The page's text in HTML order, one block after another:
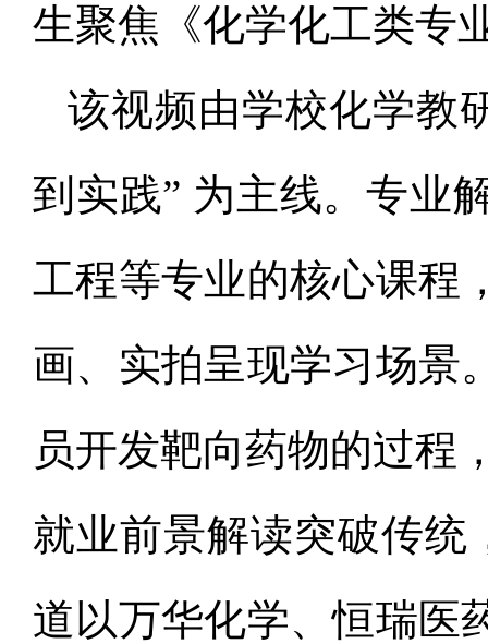
生聚焦《化学化工类专
该视频由学校化学教
到实践” 为主线。专业
工程等专业的核心课程
画、实拍呈现学习场景
员开发靶向药物的过程
就业前景解读突破传统
道以万华化学、恒瑞医